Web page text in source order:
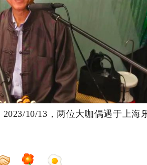
2023/10/13，两位大咖偶遇于上海